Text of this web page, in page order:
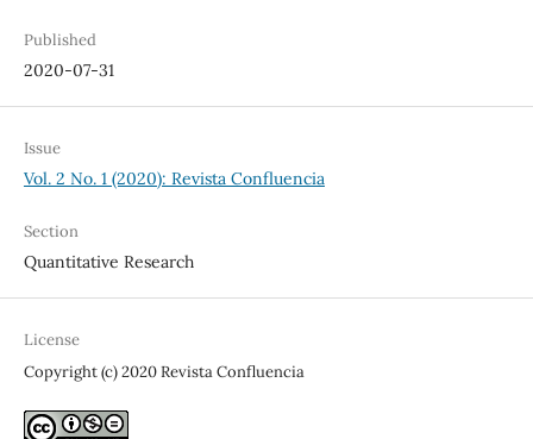
Published
2020-07-31
Issue
Vol. 2 No. 1 (2020): Revista Confluencia
Section
Quantitative Research
License
Copyright (c) 2020 Revista Confluencia